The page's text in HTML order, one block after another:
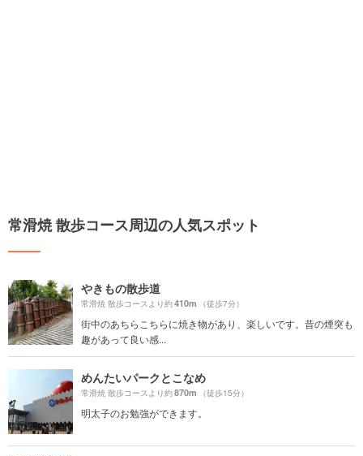
常滑焼 散歩コース周辺の人気スポット
やきもの散歩道
常滑焼 散歩コースより約410m （徒歩7分）
街中のあちらこちらに焼き物があり、楽しいです。昔の煙突も
趣があって良い感...
めんたいパークとこなめ
常滑焼 散歩コースより約870m （徒歩15分）
明太子のお勉強ができます。